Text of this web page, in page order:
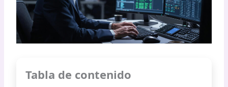
Tabla de contenido